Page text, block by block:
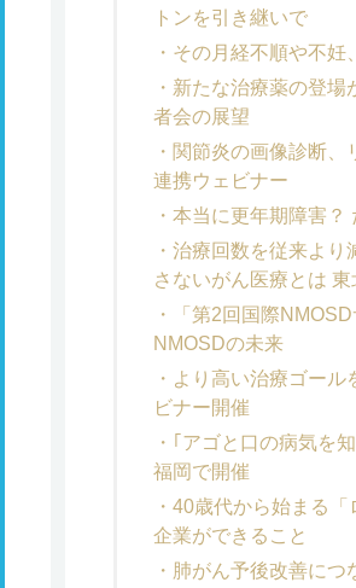
トンを引き継いで
その月経不順や不妊
新たな治療薬の登
者会の展望
関節炎の画像診断
連携ウェビナー
本当に更年期障害？
治療回数を従来より
さないがん医療とは
「第2回国際
NMOSDの未来
より高い治療ゴー
ビナー開催
｢アゴと口の病気を
福岡で開催
40歳代から始まる
企業ができること
肺がん予後改善に